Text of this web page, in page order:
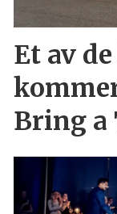
Et av
Bring a